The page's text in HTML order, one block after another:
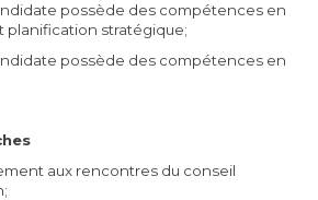
possède des compétences en
planification stratégique;
possède des compétences en
aux rencontres du conseil